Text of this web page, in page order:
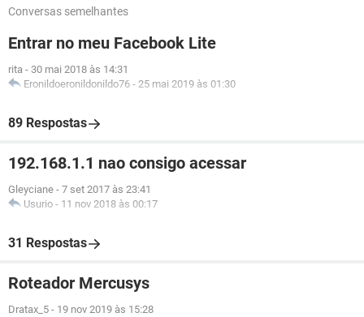
Conversas semelhantes
Entrar no meu Facebook Lite
rita - 30 mai 2018 às 14:31
Eronildoeronildonildo76 - 25 mai 2019 às 01:30
89 Respostas
192.168.1.1 nao consigo acessar
Gleyciane - 7 set 2017 às 23:41
Usurio - 11 nov 2018 às 00:17
31 Respostas
Roteador Mercusys
Dratax_5 - 19 nov 2019 às 15:28